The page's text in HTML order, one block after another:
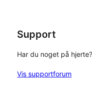
Support
Har du noget på
Vis supportforum